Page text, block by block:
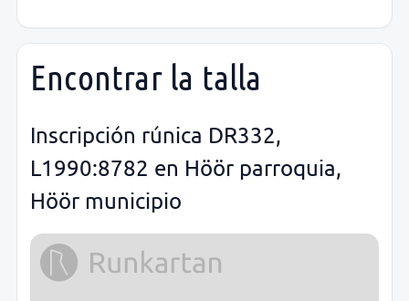
Encontrar la talla
Inscripción rúnica DR332,
L1990:8782 en Höör parroquia,
Höör municipio